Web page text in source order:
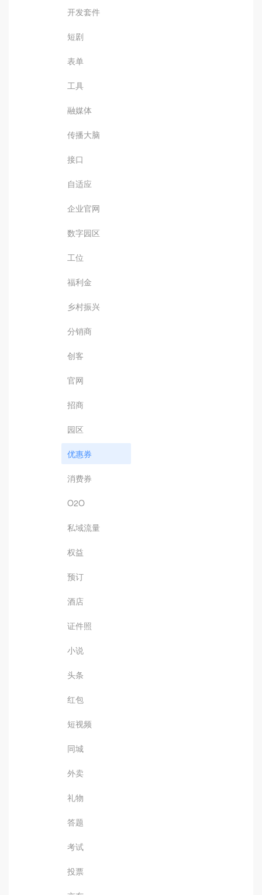
开发套件
短剧
表单
工具
融媒体
传播大脑
接口
自适应
企业官网
数字园区
工位
福利金
乡村振兴
分销商
创客
官网
招商
园区
优惠券
消费券
O2O
私域流量
权益
预订
酒店
证件照
小说
头条
红包
短视频
同城
外卖
礼物
答题
考试
投票